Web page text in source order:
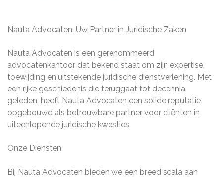
Nauta Advocaten: Uw Partner in Juridische Zaken
Nauta Advocaten is een gerenommeerd
advocatenkantoor dat bekend staat om zijn expertise,
toewijding en uitstekende juridische dienstverlening. Met
een rijke geschiedenis die teruggaat tot decennia
geleden, heeft Nauta Advocaten een solide reputatie
opgebouwd als betrouwbare partner voor cliënten in
uiteenlopende juridische kwesties.
Onze Diensten
Bij Nauta Advocaten bieden we een breed scala aan